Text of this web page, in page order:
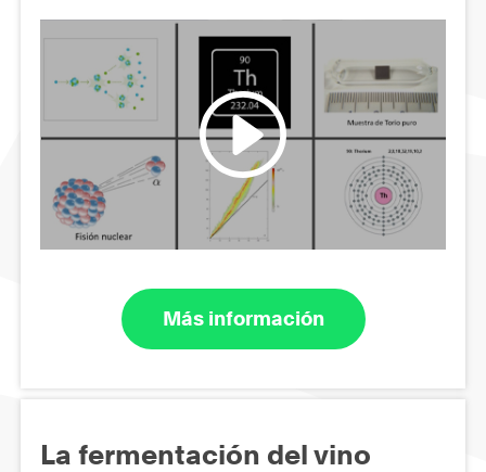
Más información
La fermentación del vino